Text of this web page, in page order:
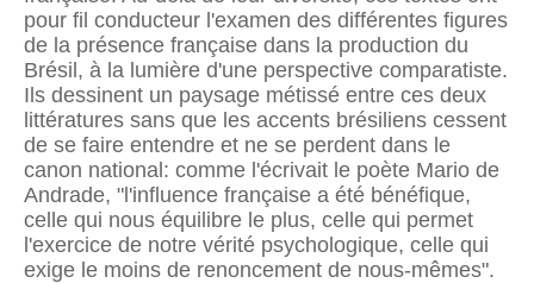
pour fil conducteur l'examen des différentes figures
de la présence française dans la production du
Brésil, à la lumière d'une perspective comparatiste.
Ils dessinent un paysage métissé entre ces deux
littératures sans que les accents brésiliens cessent
de se faire entendre et ne se perdent dans le
canon national: comme l'écrivait le poète Mario de
Andrade, "l'influence française a été bénéfique,
celle qui nous équilibre le plus, celle qui permet
l'exercice de notre vérité psychologique, celle qui
exige le moins de renoncement de nous-mêmes".